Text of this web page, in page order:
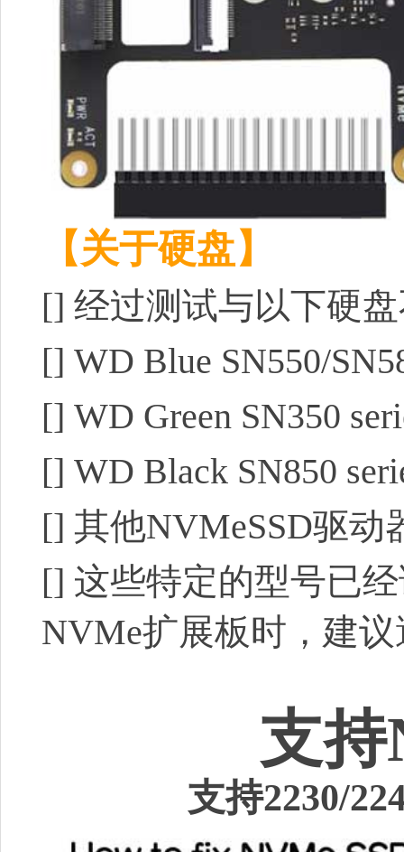
【关于硬盘】
[] 经过测试与以下硬
[] WD Blue SN550/
[] WD Green SN350
[] WD Black SN850
[] 其他NVMeSSD驱动
[] 这些特定的型号已
NVMe扩展板时，建
支
支持2230/